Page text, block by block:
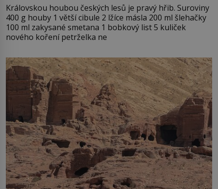
Královskou houbou českých lesů je pravý hřib. Suroviny
400 g houby 1 větší cibule 2 lžíce másla 200 ml šlehačky
100 ml zakysané smetana 1 bobkový list 5 kuliček
nového koření petrželka ne